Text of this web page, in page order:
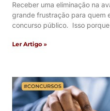
Receber uma eliminação na
grande frustração para quem
concurso público. Isso
Ler Artigo »